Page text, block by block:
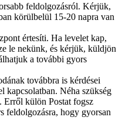
feldolgozásról. Kérjük,
körülbelül 15-20 napra van
értesíti. Ha levelet kap,
le nekünk, és kérjük, küldjön
a további gyors
továbbra is kérdései
kapcsolatban. Néha szükség
Erről külön Postat fogsz
feldolgozásra, hogy gyorsan